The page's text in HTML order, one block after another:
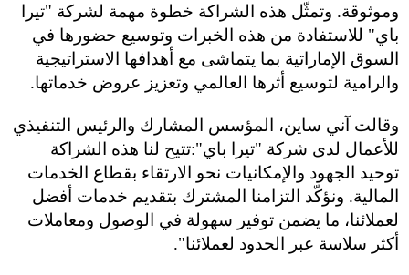
وموثوقة. وتمثّل هذه الشراكة خطوة مهمة لشركة "تيرا
باي" للاستفادة من هذه الخبرات وتوسيع حضورها في
السوق الإماراتية بما يتماشى مع أهدافها الاستراتيجية
والرامية لتوسيع أثرها العالمي وتعزيز عروض خدماتها.
وقالت آني ساين، المؤسس المشارك والرئيس التنفيذي
للأعمال لدى شركة "تيرا باي":تتيح لنا هذه الشراكة
توحيد الجهود والإمكانيات نحو الارتقاء بقطاع الخدمات
المالية. ونؤكّد التزامنا المشترك بتقديم خدمات أفضل
لعملائنا، ما يضمن توفير سهولة في الوصول ومعاملات
أكثر سلاسة عبر الحدود لعملائنا".